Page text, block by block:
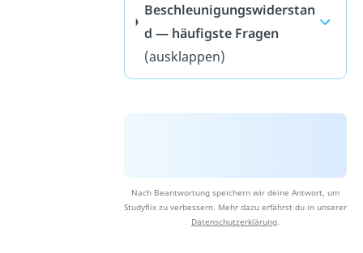
Beschleunigungswiderstan
d — häufigste Fragen
(ausklappen)
Nach Beantwortung speichern wir deine Antwort, um
Studyflix zu verbessern. Mehr dazu erfährst du in unserer
Datenschutzerklärung.